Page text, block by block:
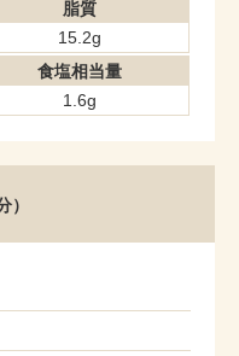
脂質
15.2g
食塩相当量
1.6g
）